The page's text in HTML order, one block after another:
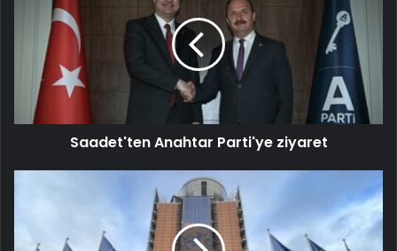
Saadet'ten Anahtar Parti'ye ziyaret